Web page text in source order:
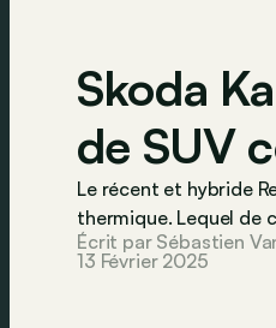
Skoda
de SUV
Le récent et hybride
thermique. Lequel de
Écrit par Sébastien
13 Février 2025